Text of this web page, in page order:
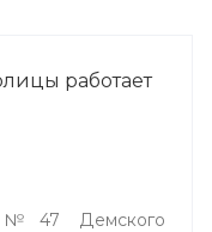
работает
№47 Демского